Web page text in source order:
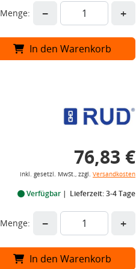
Menge: − +
In den Warenkorb
76,83 €
inkl. gesetzl. MwSt., zzgl. Versandkosten
Verfügbar Lieferzeit: 3-4 Tage
Menge: − +
In den Warenkorb